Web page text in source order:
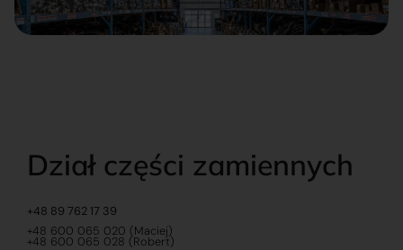
Dział części zamiennych
+48 89 762 17 39
+48 600 065 020 (Maciej)
+48 600 065 028 (Robert)